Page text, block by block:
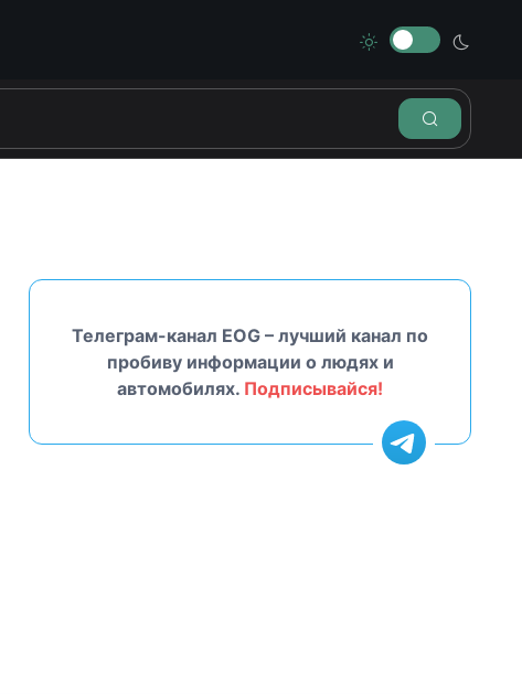
Телеграм-канал EOG – лучший канал по
пробиву информации о людях и
автомобилях. Подписывайся!